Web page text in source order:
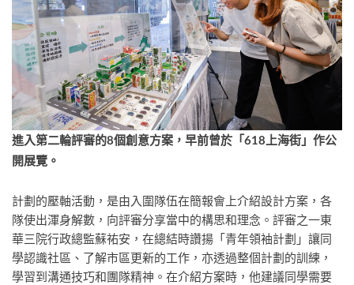
進入第二輪評審的8個創意方案，早前曾於「 618 上海街」作公
開展覽。
計劃的壓軸活動，是由入圍隊伍在簡報會上介紹設計方案，各
隊使出渾身解數，向評審分享當中的構思和理念。評審之一東
華三院行政總監蘇祐安，在總結時讚揚「青年領袖計劃」讓同
學認識社區、了解市區更新的工作，亦透過整個計劃的訓練，
學習到溝通技巧和團隊精神。在介紹方案時，他建議同學需要